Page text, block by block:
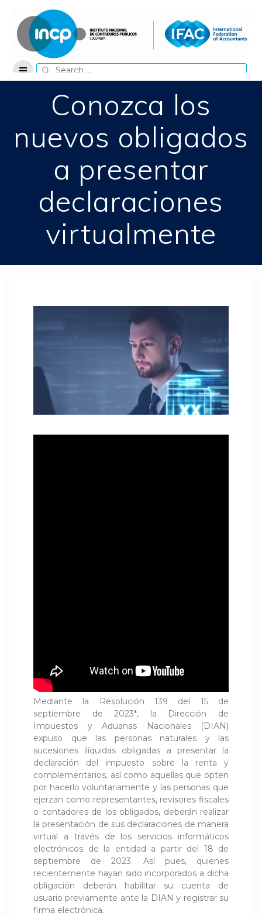
content
Search
for:
Conozca los
nuevos obligados
a presentar
declaraciones
virtualmente
Mediante la Resolución 139 del 15 de
septiembre de 2023*, la Dirección de
Impuestos y Aduanas Nacionales (DIAN)
expuso que las personas naturales y las
sucesiones ilíquidas obligadas a presentar la
declaración del impuesto sobre la renta y
complementarios, así como aquellas que opten
por hacerlo voluntariamente y las personas que
ejerzan como representantes, revisores fiscales
o contadores de los obligados, deberán realizar
la presentación de sus declaraciones de manera
virtual a través de los servicios informáticos
electrónicos de la entidad a partir del 18 de
septiembre de 2023. Así pues, quienes
recientemente hayan sido incorporados a dicha
obligación deberán habilitar su cuenta de
usuario previamente ante la DIAN y registrar su
firma electrónica.